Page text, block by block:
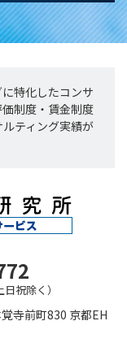
特化したコンサ
制度・賃金制度
ティング実績が
祝除く）
寺前町830 京都EH